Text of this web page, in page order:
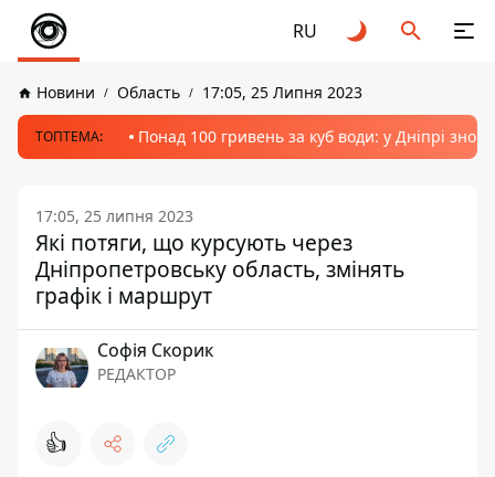
RU
Новини Область 17:05, 25 Липня 2023
ТОПТЕМА: Понад 100 гривень за куб води: у Дніпрі
17:05, 25 липня 2023
Які потяги, що курсують через
Дніпропетровську область, змінять
графік і маршрут
Софія Скорик
РЕДАКТОР
👍